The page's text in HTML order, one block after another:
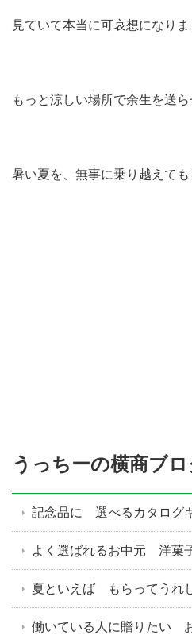
見ていて本当に可哀想になりま
もっと涼しい場所で余生を送
暑い夏を、無事に乗り越えて
うっちーの横商ブ
記念品に 選べるカタログ
よく選ばれるお中元 洋菓
夏といえば もらってうれ
働いている人に贈りたい